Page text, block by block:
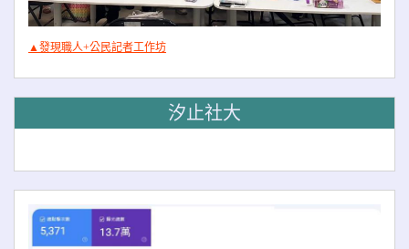
▲發現職人+公民記者工作坊
汐止社大